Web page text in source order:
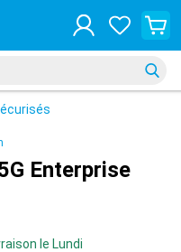
Enterprise
le Lundi